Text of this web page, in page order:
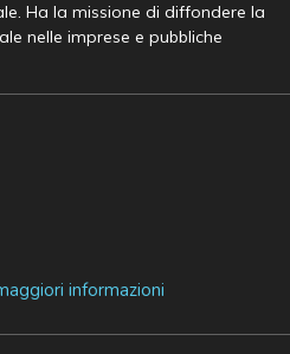
Ha la missione di diffondere la
nelle imprese e pubbliche
informazioni